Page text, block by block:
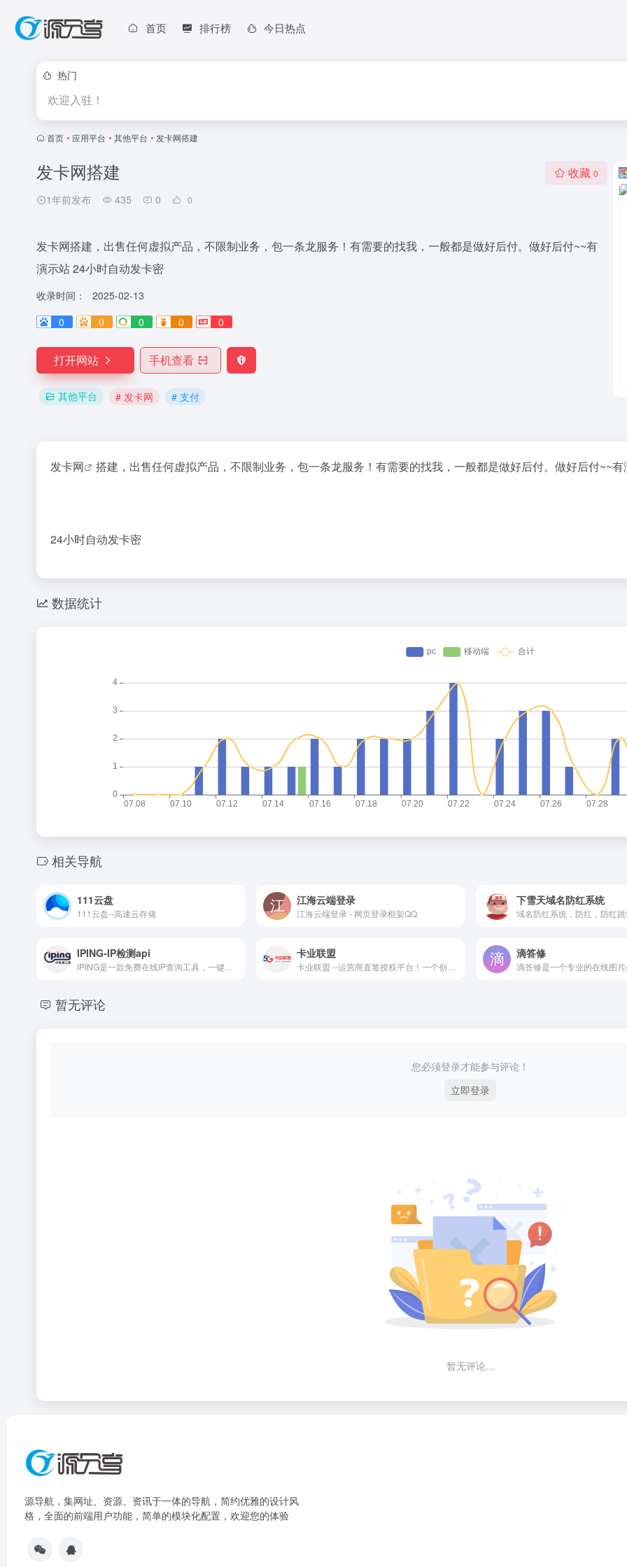
首页 排行榜 今日热点
热门
欢迎入驻！
首页 • 应用平台 • 其他平台 • 发卡网搭建
发卡网搭建
1年前发布 435 0 0
收藏 0
发卡网搭建，出售任何虚拟产品，不限制业务，包一条龙服务！有需要的找我，一般都是做好后付。做好后付~~有
演示站 24小时自动发卡密
收录时间：
2025-02-13
0
0 0 0 0
打开网站 手机查看
其他平台 # 发卡网 # 支付
发卡网 搭建，出售任何虚拟产品，不限制业务，包一条龙服务！有需要的找我，一般都是做好后付。做好后付~~有
24小时自动发卡密
数据统计
相关导航
111云盘
111云盘--高速云存储
江海云端登录
江海云端登录 - 网页登录框架QQ
下雪天域名防红系统
IPING-IP检测api 卡业联盟 滴答修
暂无评论
您必须登录才能参与评论！
立即登录
暂无评论...
源导航，集网址、资源、资讯于一体的导航，简约优雅的设计风
格，全面的前端用户功能，简单的模块化配置，欢迎您的体验